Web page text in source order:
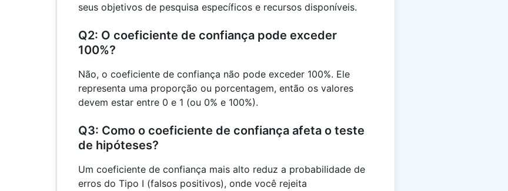
seus objetivos de pesquisa específicos e recursos disponíveis.
Q2: O coeficiente de confiança pode exceder
100%?
Não, o coeficiente de confiança não pode exceder 100%. Ele
representa uma proporção ou porcentagem, então os valores
devem estar entre 0 e 1 (ou 0% e 100%).
Q3: Como o coeficiente de confiança afeta o teste
de hipóteses?
Um coeficiente de confiança mais alto reduz a probabilidade de
erros do Tipo I (falsos positivos), onde você rejeita